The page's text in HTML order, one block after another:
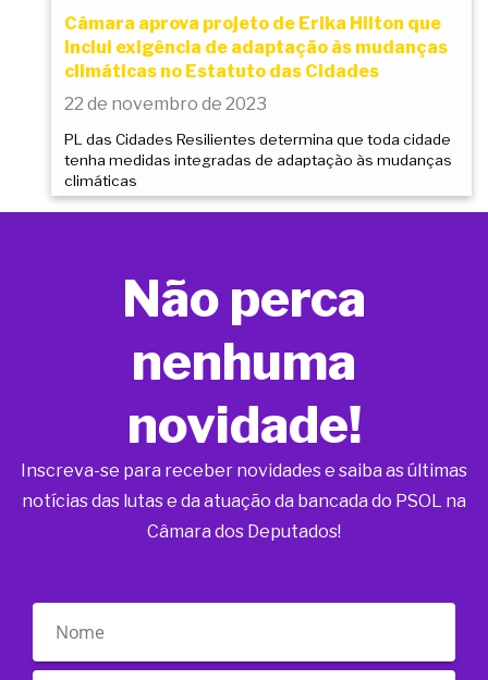
Câmara aprova projeto de Erika Hilton que
inclui exigência de adaptação às mudanças
climáticas no Estatuto das Cidades
22 de novembro de 2023
PL das Cidades Resilientes determina que toda cidade
tenha medidas integradas de adaptação às mudanças
climáticas
Não perca
nenhuma
novidade!
Inscreva-se para receber novidades e saiba as últimas
notícias das lutas e da atuação da bancada do PSOL na
Câmara dos Deputados!